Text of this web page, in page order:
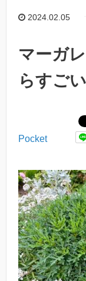
2024.02.05
マーガ
らすご
Pocket